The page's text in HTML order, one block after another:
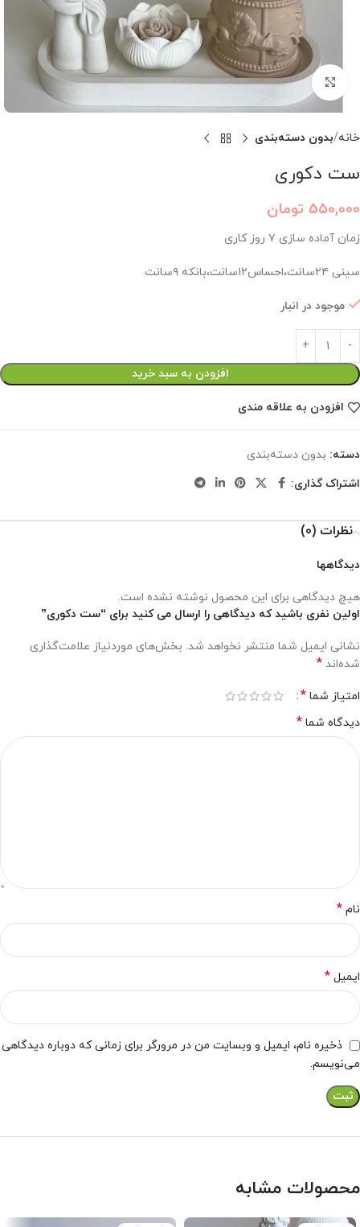
برای بزرگنمایی کلیک کنید
خانه بدون دسته‌بندی
ست دکوری
550,000 تومان
زمان آماده سازی ۷ روز کاری
سینی ۲۴سانت،احساس۱۲سانت،بانکه ۹سانت
موجود در انبار
افزودن به سبد خرید
افزودن به علاقه مندی
دسته: بدون دسته‌بندی
اشتراک گذاری:
نظرات (0)
دیدگاهها
هیچ دیدگاهی برای این محصول نوشته نشده است.
اولین نفری باشید که دیدگاهی را ارسال می کنید برای “ست دکوری”
نشانی ایمیل شما منتشر نخواهد شد. بخش‌های موردنیاز علامت‌گذاری
شده‌اند *
امتیاز شما *
دیدگاه شما *
نام *
ایمیل *
ذخیره نام، ایمیل و وبسایت من در مرورگر برای زمانی که دوباره دیدگاهی
می‌نویسم.
محصولات مشابه